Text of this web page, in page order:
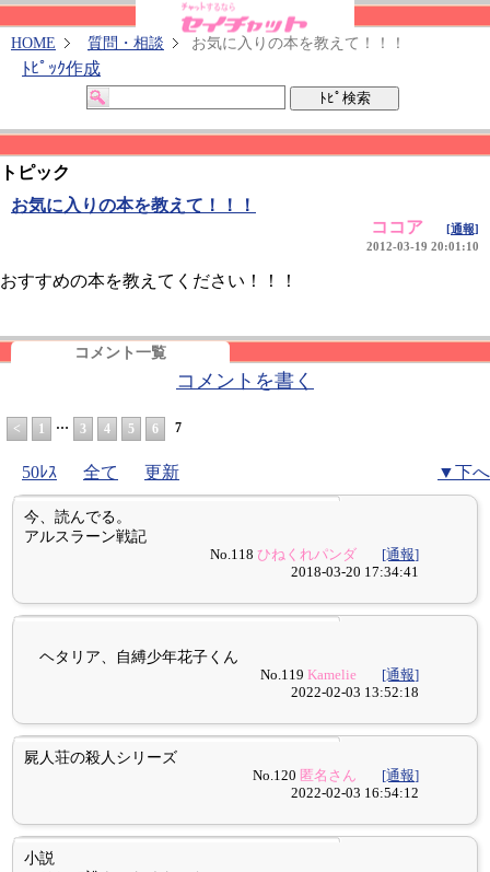
HOME 質問・相談 お気に入りの本を教えて！！！
ﾄﾋﾟｯｸ作成
トピック
お気に入りの本を教えて！！！
ココア
[通報]
2012-03-19 20:01:10
おすすめの本を教えてください！！！
コメント一覧
コメントを書く
< 1 … 3 4 5 6 7
50ﾚｽ 全て 更新 ▼下へ
今、読んでる。
アルスラーン戦記
No.118ひねくれパンダ
[通報]
2018-03-20 17:34:41
ヘタリア、自縛少年花子くん
No.119Kamelie
[通報]
2022-02-03 13:52:18
屍人荘の殺人シリーズ
No.120 匿名さん
[通報]
2022-02-03 16:54:12
小説